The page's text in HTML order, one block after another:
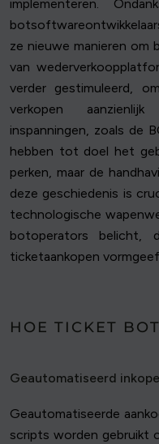
implementeren.
ze nieuwe manieren om
van
verder gestimuleerd,
verkopen
inspanningen, zoals de
hebben tot doel het
perken, maar de
deze geschiedenis is
technologische
botoperators belicht,
ticketaankopen
HOE TICKET
Geautomatiseerd
Geautomatiseerde
scripts worden gebruikt